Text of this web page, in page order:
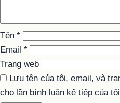
Tên *
Email *
Trang web
Lưu tên của tôi, email, và
cho lần bình luận kế tiếp của